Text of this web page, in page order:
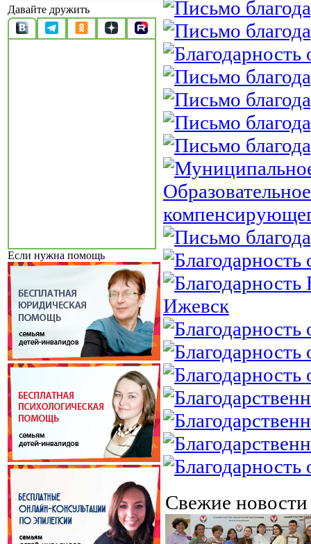
Давайте дружить
Если нужна помощь
Свежие